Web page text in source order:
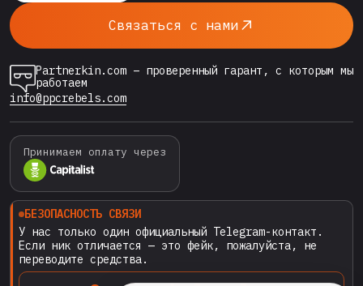
трекинга, анализа и A/B тестирования,
особенно полезная…
АРБИТРАЖНИКУ
?
Связаться с нами
Partnerkin.com – проверенный гарант, с которым мы
работаем
info@ppcrebels.com
Принимаем оплату через
БЕЗОПАСНОСТЬ СВЯЗИ
У нас только один официальный Telegram-контакт.
Если ник отличается — это фейк, пожалуйста, не
переводите средства.